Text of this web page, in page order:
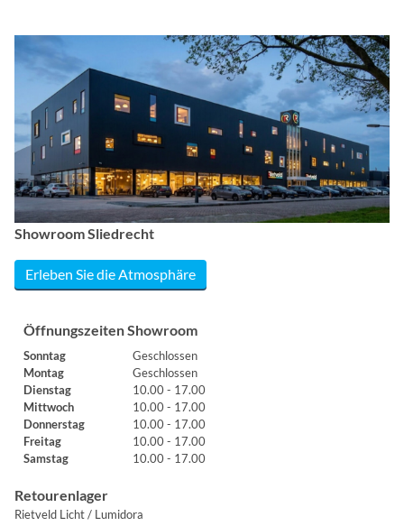
Showroom Sliedrecht
Erleben Sie die Atmosphäre
Öffnungszeiten Showroom
Sonntag
Geschlossen
Montag
Geschlossen
Dienstag
10.00 - 17.00
Mittwoch
10.00 - 17.00
Donnerstag
10.00 - 17.00
Freitag
10.00 - 17.00
Samstag
10.00 - 17.00
Retourenlager
Rietveld Licht / Lumidora